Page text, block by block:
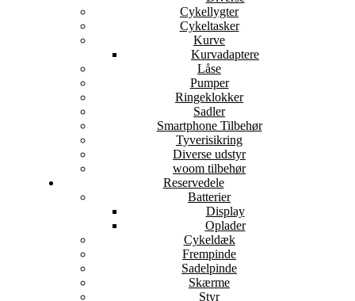
Cykellygter
Cykeltasker
Kurve
Kurvadaptere
Låse
Pumper
Ringeklokker
Sadler
Smartphone Tilbehør
Tyverisikring
Diverse udstyr
woom tilbehør
Reservedele
Batterier
Display
Oplader
Cykeldæk
Frempinde
Sadelpinde
Skærme
Styr